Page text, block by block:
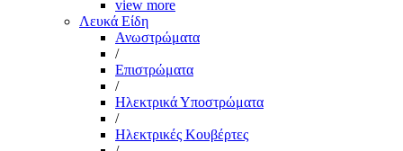
view more
Λευκά Είδη
Ανωστρώματα
/
Επιστρώματα
/
Ηλεκτρικά Υποστρώματα
/
Ηλεκτρικές Κουβέρτες